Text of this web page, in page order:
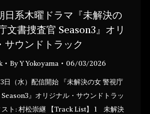
日系木曜ドラマ『未解決の
文書捜査官 Season3』オリ
サウンドトラック
ByY Yokoyama 06/03/2026
日（水）配信開始 『未解決の女 警視庁
』オリジナル・サウンドトラッ
スト: 村松崇継 【Track List】 1 未解決